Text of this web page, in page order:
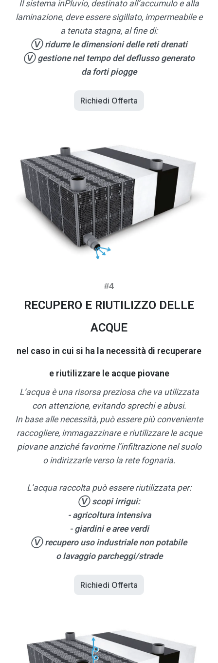
Il sistema inPluvio, destinato all’accumulo e alla
laminazione, deve essere sigillato, impermeabile e
a tenuta stagna, al fine di:
Ⓥ ridurre le dimensioni delle reti drenati
Ⓥ gestione nel tempo del deflusso generato
da forti piogge
Richiedi Offerta
RECUPERO E RIUTILIZZO DELLE
ACQUE
nel caso in cui si ha la necessità di recuperare
e riutilizzare le acque piovane
L’acqua è una risorsa preziosa che va utilizzata
con attenzione, evitando sprechi e abusi.
In base alle necessità, può essere più conveniente
raccogliere, immagazzinare e riutilizzare le acque
piovane anziché favorirne l’infiltrazione nel suolo
o indirizzarle verso la rete fognaria.
L’acqua raccolta può essere riutilizzata per:
Ⓥ scopi irrigui:
- agricoltura intensiva
- giardini e aree verdi
Ⓥ recupero uso industriale non potabile
o lavaggio parcheggi/strade
Richiedi Offerta